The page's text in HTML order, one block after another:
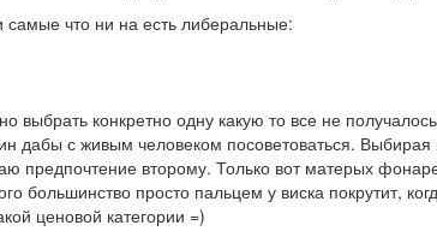
что ни на есть либеральные:
выбрать конкретно одну какую то все не
дабы с живым человеком посоветоваться. Выбирая
предпочтение второму. Только вот матерых
большинство просто пальцем у виска покрутит,
ценовой категории =)